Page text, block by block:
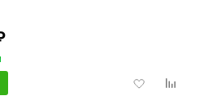
Добавить